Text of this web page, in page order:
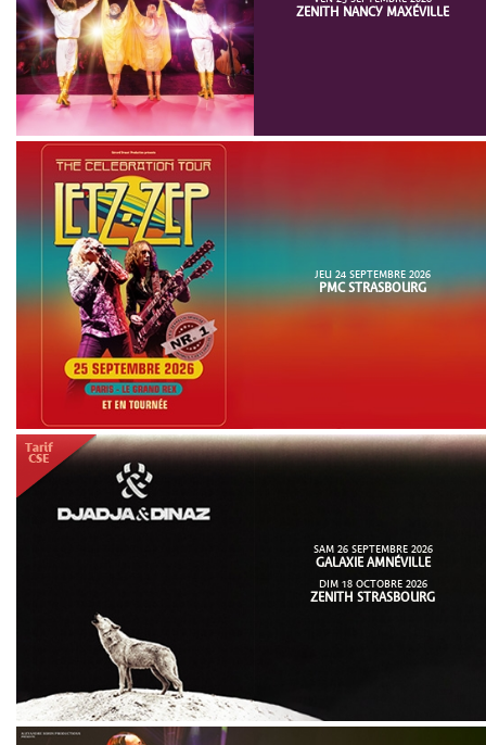
ZENITH NANCY MAXÉVILLE
JEU 24 SEPTEMBRE 2026
PMC STRASBOURG
SAM 26 SEPTEMBRE 2026
GALAXIE AMNÉVILLE
DIM 18 OCTOBRE 2026
ZENITH STRASBOURG